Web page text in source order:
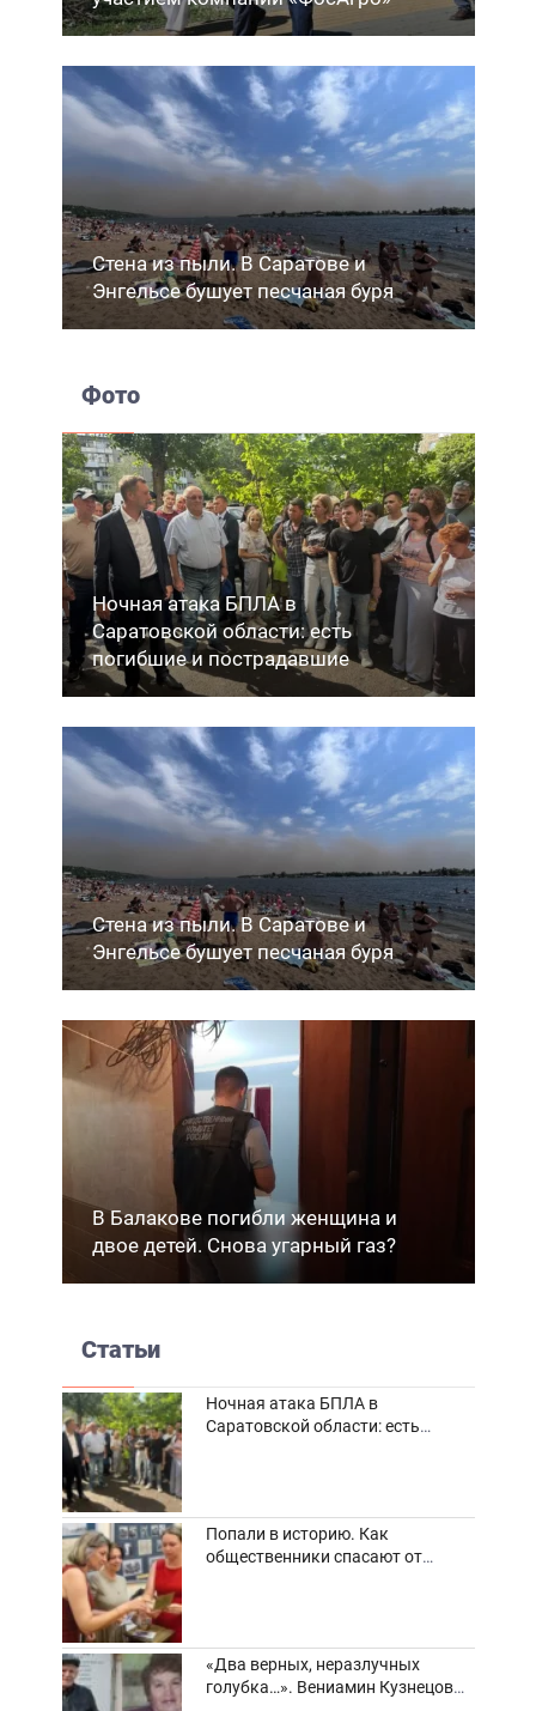
Стена из пыли. В Саратове и
Энгельсе бушует песчаная буря
Фото
Ночная атака БПЛА в
Саратовской области: есть
погибшие и пострадавшие
Стена из пыли. В Саратове и
Энгельсе бушует песчаная буря
В Балакове погибли женщина и
двое детей. Снова угарный газ?
Статьи
Ночная атака БПЛА в
Саратовской области: есть
Попали в историю. Как
общественники спасают от
«Два верных, неразлучных
голубка…». Вениамин Кузнецов